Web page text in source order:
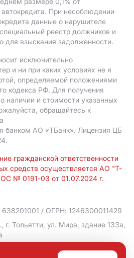
При несоблюдении
данные о нарушителе
реестр должников и
для взыскания задолженности.
исключительно
и ни при каких условиях не я
определяемой положениями
кодекса РФ. Для получения
наличии и стоимости указанных
обращайтесь к
банком АO «ТБанк». Лицензия ЦБ
гражданской ответственности
средств осуществляется АО "Т-
№ 0191-03 от 01.07.2024 г.
/ ОГРН: 1246300011429
Тольятти, ул. Мира, здание 133а,
персональных данных